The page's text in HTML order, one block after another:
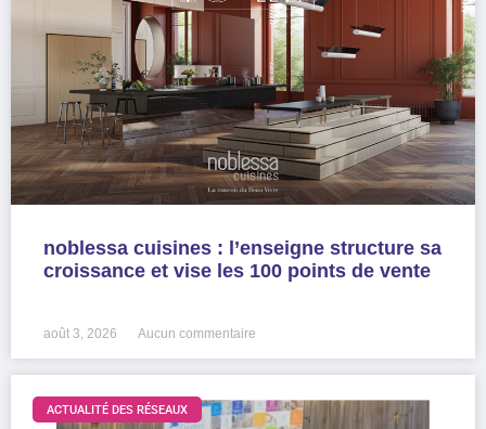
noblessa cuisines : l’enseigne structure sa
croissance et vise les 100 points de vente
août 3, 2026 Aucun commentaire
ACTUALITÉ DES RÉSEAUX